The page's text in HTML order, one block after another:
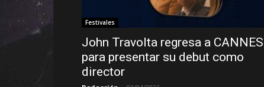
Festivales
John Travolta regresa a CANNES
para presentar su debut como
director